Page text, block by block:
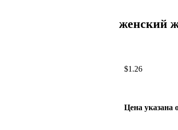
женский
$1.26
Цена указана